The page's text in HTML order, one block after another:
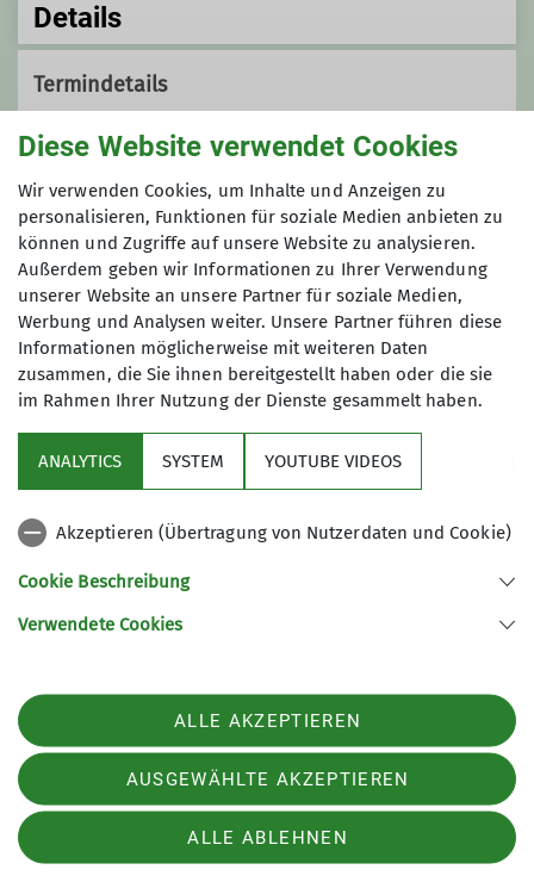
Details
Termindetails
Sa. 11.04.2026, 14:00 - 18:00 Uhr
Organisation
Carola und Leigh Glasgow
Kontakt aufnehmen
Nützliche Links
Sektion Günzburg des Deutschen Alpenvereins e.V.
Telefon +4982219646199
Datenschutz-Einstellungen
Datenschutz
Impressum
Spendenkonto
Diese Website verwendet Cookies
Wir verwenden Cookies, um Inhalte und Anzeigen zu
personalisieren, Funktionen für soziale Medien anbieten zu
können und Zugriffe auf unsere Website zu analysieren.
Außerdem geben wir Informationen zu Ihrer Verwendung
unserer Website an unsere Partner für soziale Medien,
Werbung und Analysen weiter. Unsere Partner führen diese
Informationen möglicherweise mit weiteren Daten
zusammen, die Sie ihnen bereitgestellt haben oder die sie
im Rahmen Ihrer Nutzung der Dienste gesammelt haben.
ANALYTICS SYSTEM YOUTUBE VIDEOS
Akzeptieren (Übertragung von Nutzerdaten und Cookie)
Cookie Beschreibung
Verwendete Cookies
ALLE AKZEPTIEREN
AUSGEWÄHLTE AKZEPTIEREN
ALLE ABLEHNEN